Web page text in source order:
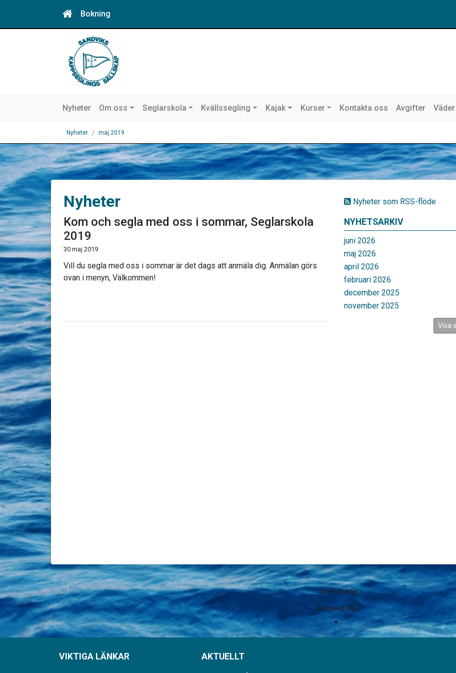
Bokning
Nyheter Om oss Seglarskola Kvällssegling Kajak Kurser Kontakta oss Avgifter
Nyheter maj 2019
Nyheter som RSS-flöde
NYHETSARKIV
juni 2026
maj 2026
april 2026
februari 2026
december 2025
november 2025
Visa
Nyheter
Kom och segla med oss i sommar, Seglarskola
2019
30 maj 2019
Vill du segla med oss i sommar är det dags att anmäla dig. Anmälan görs
ovan i menyn, Välkommen!
Svenska Sjö
VIKTIGA LÄNKAR AKTUELLT